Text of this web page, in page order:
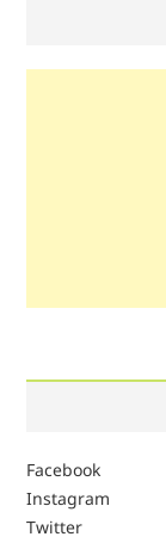
Facebook
Instagram
Twitter